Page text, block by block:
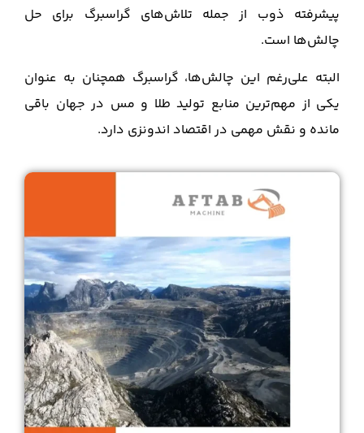
پیشرفته ذوب از جمله تلاش‌های گراسبرگ برای حل
چالش‌ها است.
البته علی‌رغم این چالش‌ها، گراسبرگ همچنان به عنوان
یکی از مهم‌ترین منابع تولید طلا و مس در جهان باقی
مانده و نقش مهمی در اقتصاد اندونزی دارد.